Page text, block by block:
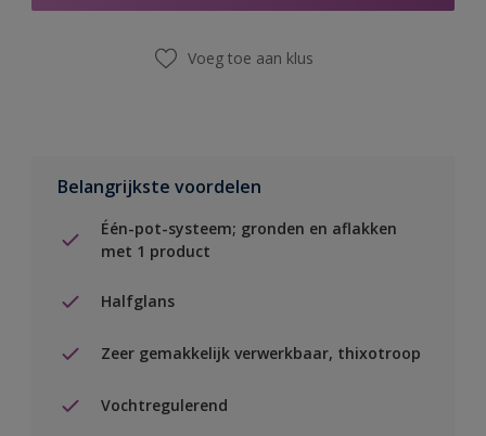
Voeg toe aan klus
Belangrijkste voordelen
Één-pot-systeem; gronden en aflakken
met 1 product
Halfglans
Zeer gemakkelijk verwerkbaar, thixotroop
Vochtregulerend